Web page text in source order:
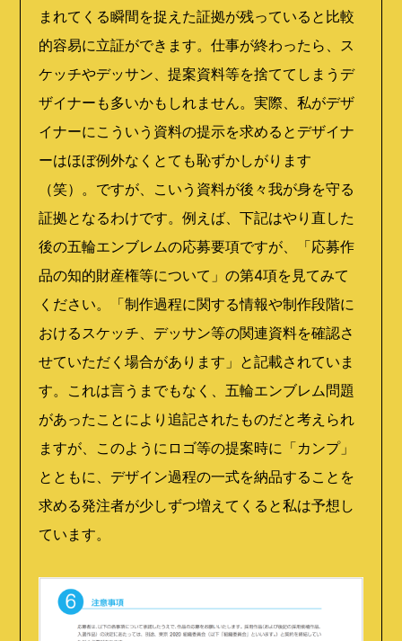
まれてくる瞬間を捉えた証拠が残っていると比較
的容易に立証ができます。仕事が終わったら、ス
ケッチやデッサン、提案資料等を捨ててしまうデ
ザイナーも多いかもしれません。実際、私がデザ
イナーにこういう資料の提示を求めるとデザイナ
ーはほぼ例外なくとても恥ずかしがります
（笑）。ですが、こいう資料が後々我が身を守る
証拠となるわけです。例えば、下記はやり直した
後の五輪エンブレムの応募要項ですが、「応募作
品の知的財産権等について」の第4項を見てみて
ください。「制作過程に関する情報や制作段階に
おけるスケッチ、デッサン等の関連資料を確認さ
せていただく場合があります」と記載されていま
す。これは言うまでもなく、五輪エンブレム問題
があったことにより追記されたものだと考えられ
ますが、このようにロゴ等の提案時に「カンプ」
とともに、デザイン過程の一式を納品することを
求める発注者が少しずつ増えてくると私は予想し
ています。